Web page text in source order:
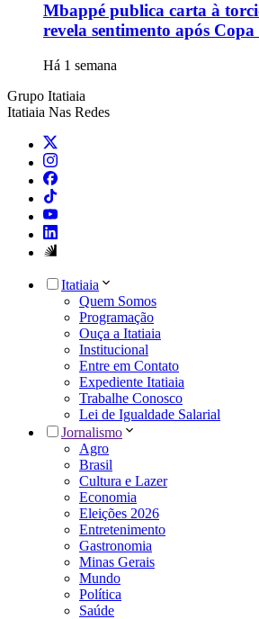
Mbappé publica carta à
revela sentimento após
Há 1 semana
Grupo Itatiaia
Itatiaia Nas Redes
Itatiaia
Quem Somos
Programação
Ouça a Itatiaia
Institucional
Entre em Contato
Expediente Itatiaia
Trabalhe Conosco
Lei de Igualdade Salarial
Jornalismo
Agro
Brasil
Cultura e Lazer
Economia
Eleições 2026
Entretenimento
Gastronomia
Minas Gerais
Mundo
Política
Saúde